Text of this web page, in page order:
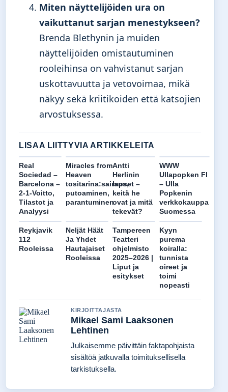
Miten näyttelijöiden ura on
vaikuttanut sarjan menestykseen?
Brenda Blethynin ja muiden
näyttelijöiden omistautuminen
rooleihinsa on vahvistanut sarjan
uskottavuutta ja vetovoimaa, mikä
näkyy sekä kriitikoiden että katsojien
arvostuksessa.
LISAA LIITTYVIA ARTIKKELEITA
Real
Sociedad –
Barcelona –
2-1-Voitto,
Tilastot ja
Analyysi
Miracles from
Heaven
tositarina:sairaus,
putoaminen,
parantuminen
Antti
Herlinin
lapset –
keitä he
ovat ja mitä
tekevät?
WWW
Ullapopken FI
– Ulla
Popkenin
verkkokauppa
Suomessa
Reykjavik
112
Rooleissa
Neljät Häät
Ja Yhdet
Hautajaiset
Rooleissa
Tampereen
Teatteri
ohjelmisto
2025–2026 |
Liput ja
esitykset
Kyyn
purema
koiralla:
tunnista
oireet ja
toimi
nopeasti
KIRJOITTAJASTA
Mikael Sami Laaksonen
Lehtinen
Julkaisemme päivittäin faktapohjaista
sisältöä jatkuvalla toimituksellisella
tarkistuksella.